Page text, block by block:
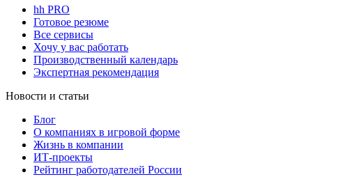
hh PRO
Готовое резюме
Все сервисы
Хочу у вас работать
Производственный календарь
Экспертная рекомендация
Новости и статьи
Блог
О компаниях в игровой форме
Жизнь в компании
ИТ-проекты
Рейтинг работодателей России